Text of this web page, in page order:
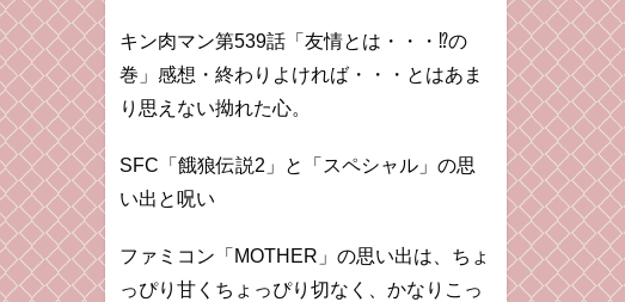
キン肉マン第539話「友情とは・・・⁉︎の
巻」感想・終わりよければ・・・とはあま
り思えない拗れた心。
SFC「餓狼伝説2」と「スペシャル」の思
い出と呪い
ファミコン「MOTHER」の思い出は、ちょ
っぴり甘くちょっぴり切なく、かなりこっ